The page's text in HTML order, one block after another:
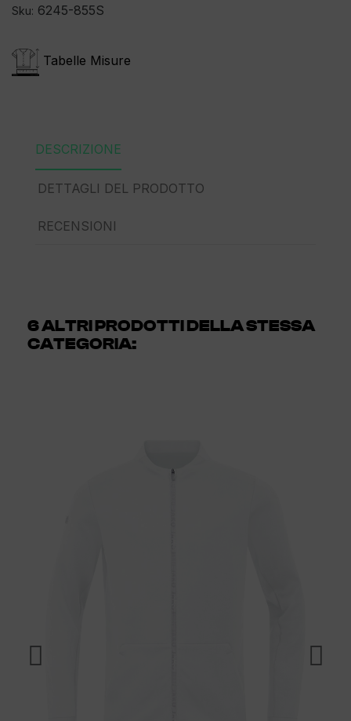
Sku: 6245-855S
Tabelle Misure
DESCRIZIONE
DETTAGLI DEL PRODOTTO
RECENSIONI
6 ALTRI PRODOTTI DELLA STESSA
CATEGORIA: